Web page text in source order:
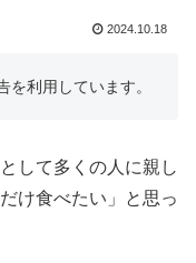
2024.10.18
利用しています。
して多くの人に親し
け食べたい」と思っ